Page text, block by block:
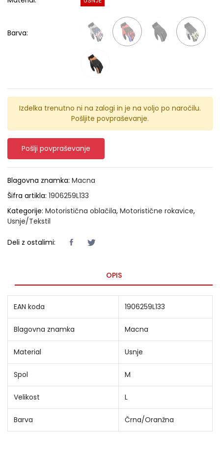
Barva:
Izdelka trenutno ni na zalogi in je na voljo po naročilu.
Pošljite povpraševanje.
Pošlji povpraševanje
Blagovna znamka: Macna
Šifra artikla: 1906259L133
Kategorije: Motoristična oblačila, Motoristične rokavice,
Usnje/Tekstil
Deli z ostalimi:
OPIS
EAN koda 1906259L133
Blagovna znamka Macna
Material Usnje
Spol M
Velikost L
Barva Črna/Oranžna